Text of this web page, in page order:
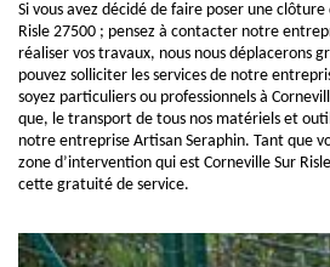
Si vous avez décidé de faire poser une
Risle 27500 ; pensez à contacter notre
réaliser vos travaux, nous nous déplacerons
pouvez solliciter les services de notre
soyez particuliers ou professionnels à
que, le transport de tous nos matériels et
notre entreprise Artisan Seraphin. Tant que
zone d’intervention qui est Corneville Sur
cette gratuité de service.